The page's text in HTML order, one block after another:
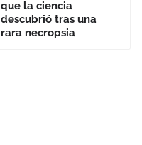
que la ciencia
descubrió tras una
rara necropsia